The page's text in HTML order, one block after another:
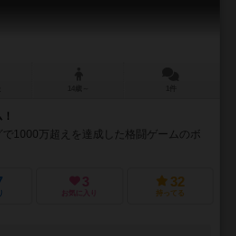
で1000万超えを達成した格闘ゲームのボ
3
お気に入り
32
持ってる